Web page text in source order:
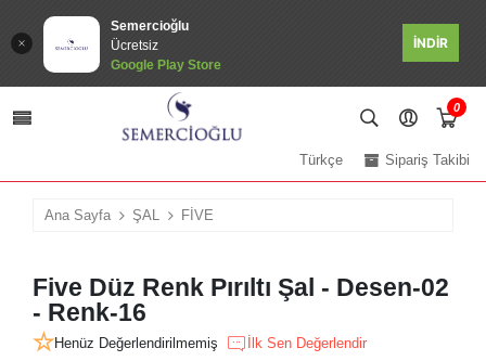
Semercioğlu
Ücretsiz
Google Play Store
İNDİR
0
Sipariş Takibi
Türkçe
Ana Sayfa ŞAL FİVE
Five Düz Renk Pırıltı Şal - Desen-02
- Renk-16
Henüz Değerlendirilmemiş İlk Sen Değerlendir